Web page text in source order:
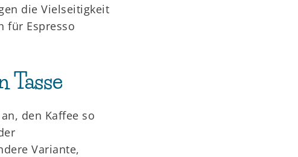
die Vielseitigkeit
für Espresso
Tasse
den Kaffee so
Variante,